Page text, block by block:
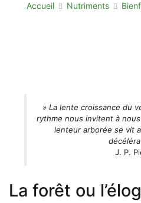
Accueil Nutriments
» La lente croissance du
rythme nous invitent à
lenteur arborée se vit
J. P.
La forêt ou